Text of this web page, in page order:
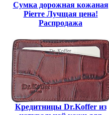
Сумка дорожная кожаная
Pierre Лучщая цена!
Распродажа
Кредитницы Dr.Koffer из